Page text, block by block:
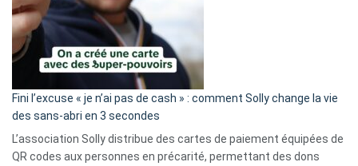
Fini l’excuse « je n’ai pas de cash » : comment Solly change la vie
des sans-abri en 3 secondes
L’association Solly distribue des cartes de paiement équipées de
QR codes aux personnes en précarité, permettant des dons